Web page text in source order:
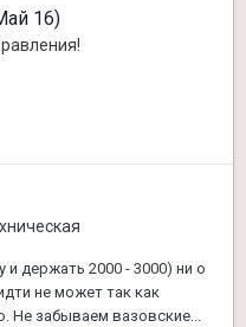
16)
и держать 2000 - 3000) ни о
не может так как
Не забываем вазовские...